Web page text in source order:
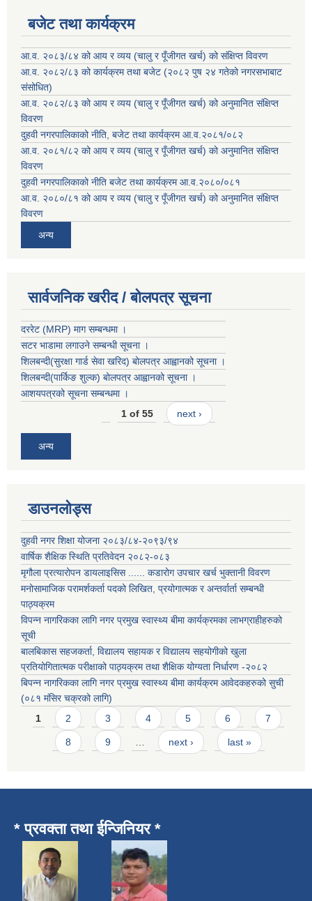
बजेट तथा कार्यक्रम
आ.व. २०८३/८४ को आय र व्यय (चालु र पूँजीगत खर्च) को संक्षिप्त विवरण
आ.व. २०८२/८३ को कार्यक्रम तथा बजेट (२०८२ पुष २४ गतेको नगरसभाबाट
संसोधित)
आ.व. २०८२/८३ को आय र व्यय (चालु र पूँजीगत खर्च) को अनुमानित संक्षिप्त
विवरण
दुहवी नगरपालिकाको नीति, बजेट तथा कार्यक्रम आ.व.२०८१/०८२
आ.व. २०८१/८२ को आय र व्यय (चालु र पूँजीगत खर्च) को अनुमानित संक्षिप्त
विवरण
दुहवी नगरपालिकाको नीति बजेट तथा कार्यक्रम आ.व.२०८०/०८१
आ.व. २०८०/८१ को आय र व्यय (चालु र पूँजीगत खर्च) को अनुमानित संक्षिप्त
विवरण
अन्य
सार्वजनिक खरीद / बोलपत्र सूचना
दररेट (MRP) माग सम्बन्धमा ।
सटर भाडामा लगाउने सम्बन्धी सूचना ।
शिलबन्दी(सुरक्षा गार्ड सेवा खरिद) बोलपत्र आह्वानको सूचना ।
शिलबन्दी(पार्किङ शुल्क) बोलपत्र आह्वानको सूचना ।
आशयपत्रको सूचना सम्बन्धमा ।
1 of 55
next ›
अन्य
डाउनलोड्स
दुहवी नगर शिक्षा योजना २०८३/८४-२०९३/९४
वार्षिक शैक्षिक स्थिति प्रतिवेदन २०८२-०८३
मृगौला प्रत्यारोपन डायलाइसिस ...... कडारोग उपचार खर्च भुक्तानी विवरण
मनोसामाजिक परामर्शकर्ता पदको लिखित, प्रयोगात्मक र अन्तर्वार्ता सम्बन्धी
पाठ्यक्रम
विपन्न नागरिकका लागि नगर प्रमुख स्वास्थ्य बीमा कार्यक्रमका लाभग्राहीहरुको
सूची
बालबिकास सहजकर्ता, विद्यालय सहायक र विद्यालय सहयोगीको खुला
प्रतियोगितात्मक परीक्षाको पाठ्यक्रम तथा शैक्षिक योग्यता निर्धारण -२०८२
बिपन्न नागरिकका लागि नगर प्रमुख स्वास्थ्य बीमा कार्यक्रम आवेदकहरुको सुची
(०८१ मंसिर चक्रको लागि)
Pages
1 2 3 4 5 6 7
8 9 next › last »
* प्रवक्ता तथा ईन्जिनियर *